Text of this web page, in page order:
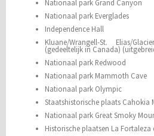
Nationaal park Grand Canyon
Nationaal park Everglades
Independence Hall
Kluane/Wrangell-St. Elias/
(gedeeltelijk in Canada)
Nationaal park Redwood
Nationaal park Mammoth Cave
Nationaal park Olympic
Staatshistorische plaats Cahokia
Nationaal park Great Smoky
Historische plaatsen La Fortaleza